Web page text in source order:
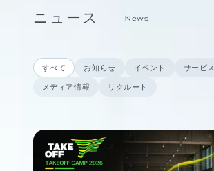
ニュース News
すべて お知らせ イベント サービス
メディア情報 リクルート